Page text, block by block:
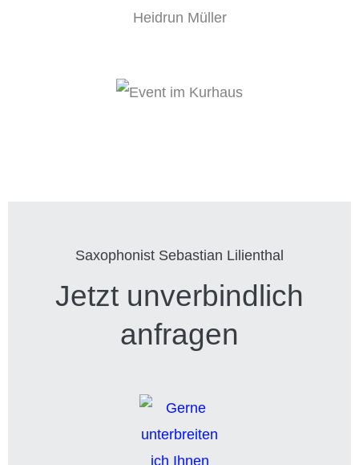
Heidrun Müller
Saxophonist Sebastian Lilienthal
Jetzt unverbindlich
anfragen